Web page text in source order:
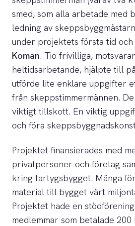
smed, som alla arbetade med
ledning av
under projektets första tid
Koman. Tio frivilliga,
heltidsarbetande, hjälpte till
utförde lite enklare uppgifter
från skeppstimmermännen.
viktigt tillskott. En viktig
och föra
Projektet finansierades med
privatpersoner och företag
kring fartygsbygget. Många
material till bygget värt
Projektet hade en
medlemmar som betalade